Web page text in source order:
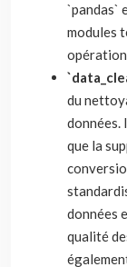
`pandas`
modules
du
données.
que la
données
qualité